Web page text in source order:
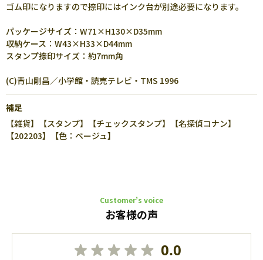
ゴム印になりますので捺印にはインク台が別途必要になります。
パッケージサイズ：W71×H130×D35mm
収納ケース：W43×H33×D44mm
スタンプ捺印サイズ：約7mm角
(C)青山剛昌／小学館・読売テレビ・TMS 1996
補足
【雑貨】【スタンプ】【チェックスタンプ】【名探偵コナン】
【202203】【色：ベージュ】
Customer’s voice
お客様の声
0.0